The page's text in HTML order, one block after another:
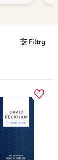
Filtry